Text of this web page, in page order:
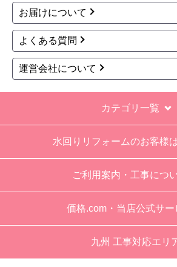
保障期間の説明もHPとは違った。
いるがメーカー保証が３年追加に
明があった。HPにはメーカー保証
むとなっていたが、どちらが正し
が悪かったが室外機の荷揚げを手
客先が高齢の女性だったらどうし
エアコン専門の担当べつにもう一
た。
が、登録したメールアドレスでは
メールだとは知らず、確認できな
お届けについて
よくある質問
運営会社について
カテゴリ一覧
水回りリフォームのお客様
ご利用案内・工事につ
価格.com・当店公式サー
九州 工事対応エリ